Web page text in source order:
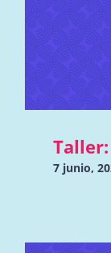
7 junio,